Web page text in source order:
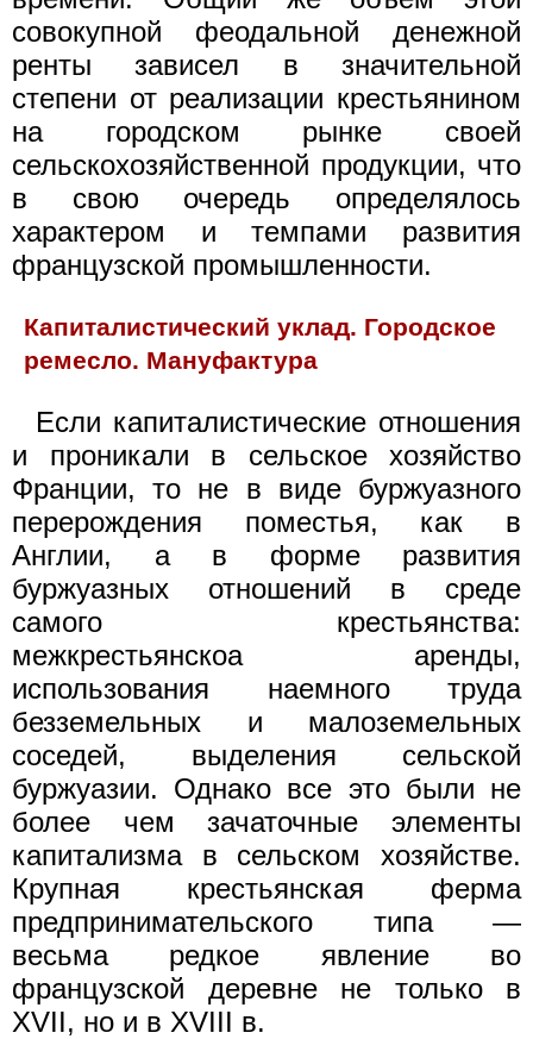
совокупной феодальной денежной
ренты зависел в значительной
степени от реализации крестьянином
на городском рынке своей
сельскохозяйственной продукции, что
в свою очередь определялось
характером и темпами развития
французской промышленности.
Капиталистический уклад. Городское
ремесло. Мануфактура
Если капиталистические отношения
и проникали в сельское хозяйство
Франции, то не в виде буржуазного
перерождения поместья, как в
Англии, а в форме развития
буржуазных отношений в среде
самого крестьянства:
межкрестьянскоа аренды,
использования наемного труда
безземельных и малоземельных
соседей, выделения сельской
буржуазии. Однако все это были не
более чем зачаточные элементы
капитализма в сельском хозяйстве.
Крупная крестьянская ферма
предпринимательского типа —
весьма редкое явление во
французской деревне не только в
XVII, но и в XVIII в.